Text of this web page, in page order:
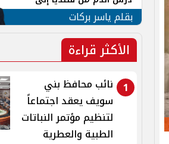
جنوب لبنان
بقلم ياسر بركات
الأكثر قراءة
1
نائب محافظ بني
سويف يعقد اجتماعاً
لتنظيم مؤتمر النباتات
الطبية والعطرية